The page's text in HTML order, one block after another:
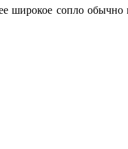
широкое сопло обычно